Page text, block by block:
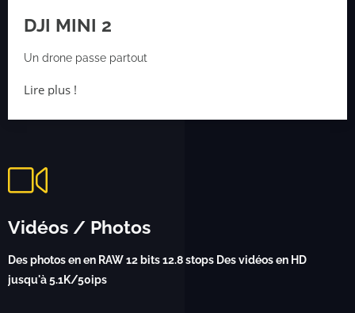
DJI MINI 2
Un drone passe partout
Lire plus !
Vidéos / Photos
Des photos en en RAW 12 bits 12.8 stops Des vidéos en HD
jusqu'à 5.1K/50ips